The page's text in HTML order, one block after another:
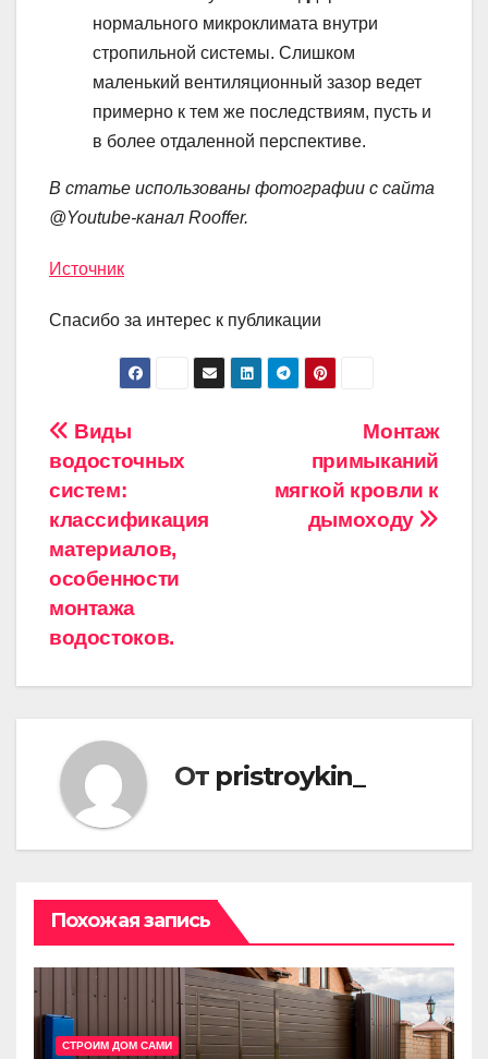
нормального микроклимата внутри
стропильной системы. Слишком
маленький вентиляционный зазор ведет
примерно к тем же последствиям, пусть и
в более отдаленной перспективе.
В статье использованы фотографии с сайта
@Youtube-канал Rooffer.
Источник
Спасибо за интерес к публикации
Навигация
по
записям
Монтаж
примыканий
мягкой кровли к
дымоходу
Виды
водосточных
систем:
классификация
материалов,
особенности
монтажа
водостоков.
От pristroykin_
Похожая запись
СТРОИМ ДОМ САМИ